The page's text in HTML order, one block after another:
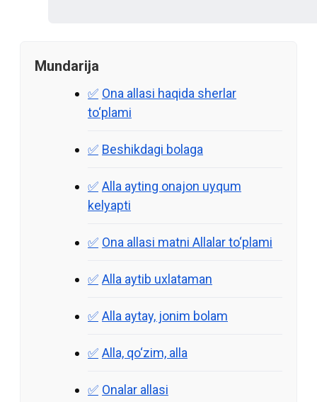
Mundarija
Ona allasi haqida sherlar
to‘plami
Beshikdagi bolaga
Alla ayting onajon uyqum
kelyapti
Ona allasi matni Allalar to‘plami
Alla aytib uxlataman
Alla aytay, jonim bolam
Alla, qo‘zim, alla
Onalar allasi